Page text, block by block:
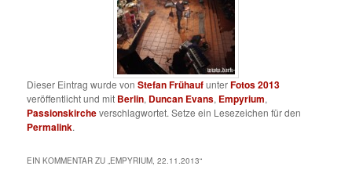
Dieser Eintrag wurde vonStefan FrühaufunterFotos 2013
veröffentlicht und mit Berlin, Duncan Evans, Empyrium,
Passionskircheverschlagwortet. Setze ein Lesezeichen für den
Permalink.
EIN KOMMENTAR ZU „ EMPYRIUM, 22.11.2013“